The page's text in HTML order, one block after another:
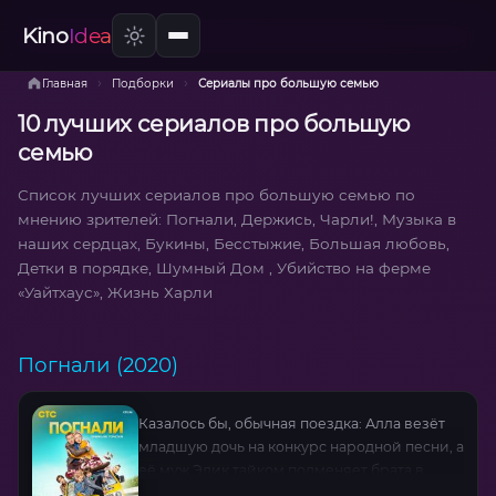
KinoIdea
Главная › Подборки › Сериалы про большую семью
10 лучших сериалов про большую
семью
Список лучших сериалов про большую семью по
мнению зрителей: Погнали, Держись, Чарли!, Музыка в
наших сердцах, Букины, Бесстыжие, Большая любовь,
Детки в порядке, Шумный Дом , Убийство на ферме
«Уайтхаус», Жизнь Харли
Погнали (2020)
Казалось бы, обычная поездка: Алла везёт
младшую дочь на конкурс народной песни, а